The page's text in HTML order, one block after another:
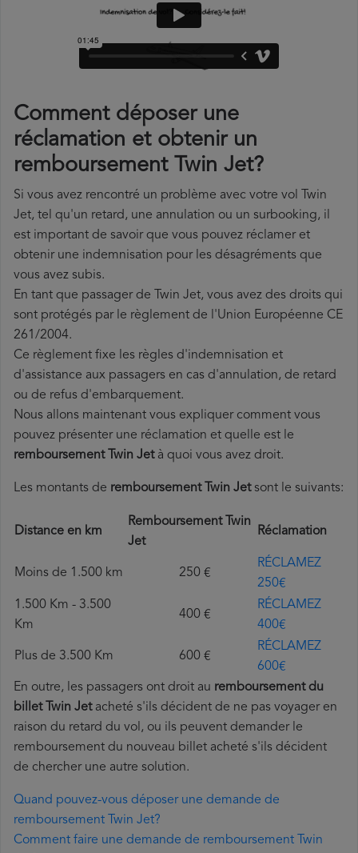
Comment déposer une
réclamation et obtenir un
remboursement Twin Jet?
Si vous avez rencontré un problème avec votre vol Twin
Jet, tel qu'un retard, une annulation ou un surbooking, il
est important de savoir que vous pouvez réclamer et
obtenir une indemnisation pour les désagréments que
vous avez subis.
En tant que passager de Twin Jet, vous avez des droits qui
sont protégés par le règlement de l'Union Européenne CE
261/2004.
Ce règlement fixe les règles d'indemnisation et
d'assistance aux passagers en cas d'annulation, de retard
ou de refus d'embarquement.
Nous allons maintenant vous expliquer comment vous
pouvez présenter une réclamation et quelle est le
remboursement Twin Jetà quoi vous avez droit.
Les montants de remboursement Twin Jetsont le suivants:
Distance en km
Remboursement Twin
Jet
Réclamation
Moins de 1.500 km 250 €
RÉCLAMEZ
250€
1.500 Km - 3.500
Km
400 €
RÉCLAMEZ
400€
Plus de 3.500 Km 600 €
RÉCLAMEZ
600€
En outre, les passagers ont droit au remboursement du
billet Twin Jetacheté s'ils décident de ne pas voyager en
raison du retard du vol, ou ils peuvent demander le
remboursement du nouveau billet acheté s'ils décident
de chercher une autre solution.
Quand pouvez-vous déposer une demande de
remboursement Twin Jet?
Comment faire une demande de remboursement Twin